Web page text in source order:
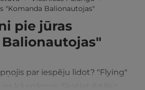
"Komanda Balionautojas"
pie jūras
par iespēju lidot? "Flying"